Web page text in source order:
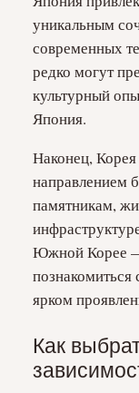
уникальным
современных
редко могут
культурный
Япония.
Наконец,
направлением
памятникам,
Южной Корее —
познакомиться
ярком
Как